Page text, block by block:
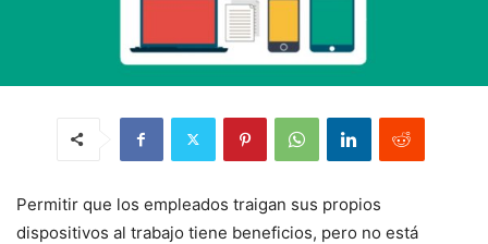
Permitir que los empleados traigan sus propios
dispositivos al trabajo tiene beneficios, pero no está